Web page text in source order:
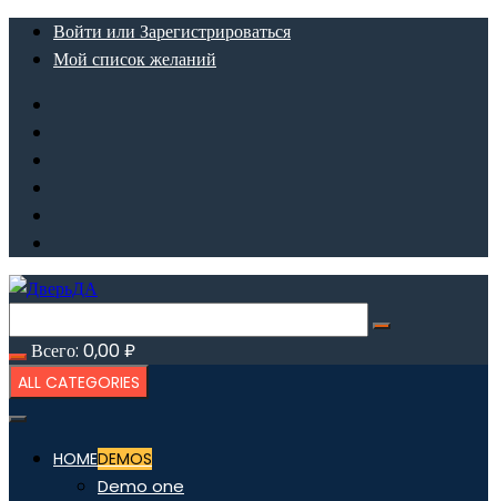
ПерейтиВойти или Зарегистрироваться
Мой список желаний
Всего: 0,00₽
ALL CATEGORIES
HOMEDEMOS
Demo one